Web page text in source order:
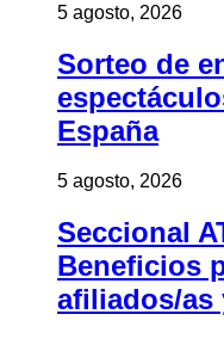
5 agosto, 2026
Sorteo de
España
5 agosto, 2026
Seccional
Beneficios
afiliados/as